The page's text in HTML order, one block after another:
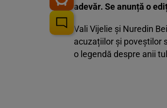
adevăr. Se anunță o
Vali Vijelie și Nuredin
acuzațiilor și poveștilor
o legendă despre anii